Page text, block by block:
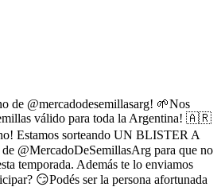
de @mercadodesemillasarg! 🌱Nos
válido para toda la Argentina! 🇦🇷
no! Estamos sorteando UN BLISTER A
@MercadoDeSemillasArg para que no
temporada. Además te lo enviamos
😏Podés ser la persona afortunada